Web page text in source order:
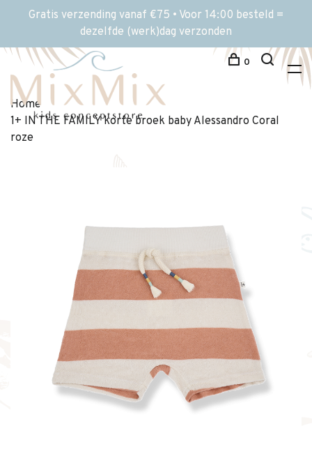
Gratis verzending vanaf €75 • Voor 14:00 besteld =
dezelfde (werk)dag verzonden
0
Home
1+ IN THE FAMILY korte broek baby Alessandro Coral
roze